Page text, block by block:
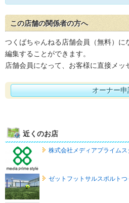
この店舗の関係者の方へ
つくばちゃんねる店舗会員（無料）に
編集することができます。
店舗会員になって、お客様に直接メッ
オーナー申
近くのお店
株式会社メディアプライムス
ゼットフットサルスポルトつ